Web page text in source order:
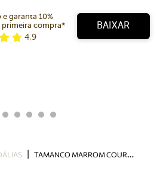
e garanta 10%
primeira compra*
4,9
BAIXAR
T
AMANCO MARROM COURO BLOCO TIRAS VAZADA ELOS